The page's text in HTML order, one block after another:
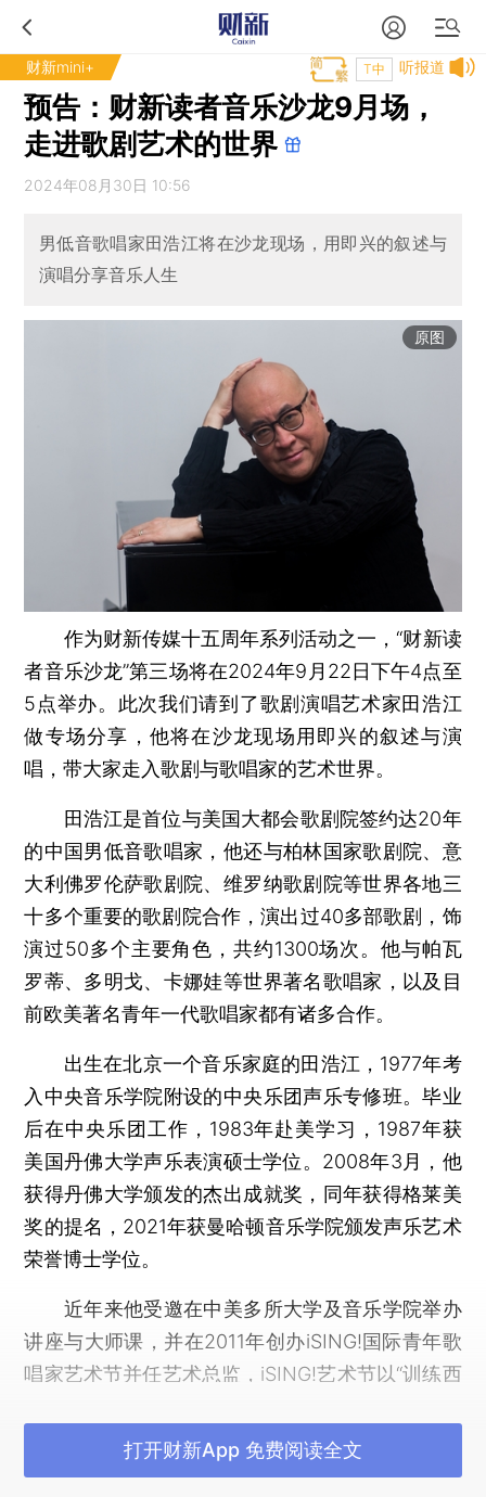
财新mini+ 听报道
T中
预告：财新读者音乐沙龙9月场，
走进歌剧艺术的世界
2024年08月30日 10:56
男低音歌唱家田浩江将在沙龙现场，用即兴的叙述与
演唱分享音乐人生
原图
作为财新传媒十五周年系列活动之一，“财新读
者音乐沙龙”第三场将在2024年9月22日下午4点至
5点举办。此次我们请到了歌剧演唱艺术家田浩江
做专场分享，他将在沙龙现场用即兴的叙述与演
唱，带大家走入歌剧与歌唱家的艺术世界。
田浩江是首位与美国大都会歌剧院签约达20年
的中国男低音歌唱家，他还与柏林国家歌剧院、意
大利佛罗伦萨歌剧院、维罗纳歌剧院等世界各地三
十多个重要的歌剧院合作，演出过40多部歌剧，饰
演过50多个主要角色，共约1300场次。他与帕瓦
罗蒂、多明戈、卡娜娃等世界著名歌唱家，以及目
前欧美著名青年一代歌唱家都有诸多合作。
出生在北京一个音乐家庭的田浩江，1977年考
入中央音乐学院附设的中央乐团声乐专修班。毕业
后在中央乐团工作，1983年赴美学习，1987年获
美国丹佛大学声乐表演硕士学位。2008年3月，他
获得丹佛大学颁发的杰出成就奖，同年获得格莱美
奖的提名，2021年获曼哈顿音乐学院颁发声乐艺术
荣誉博士学位。
近年来他受邀在中美多所大学及音乐学院举办
讲座与大师课，并在2011年创办iSING!国际青年歌
唱家艺术节并任艺术总监，iSING!艺术节以“训练西
主要宗旨，为许多年轻的中国声乐学生在东西方的
学习及歌唱事业的发展提供帮助。
打开财新App 免费阅读全文